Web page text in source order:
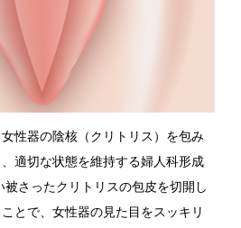
性器の陰核（クリトリス）を包み
適切な状態を維持する婦人科形成
さったクリトリスの包皮を切開し
とで、女性器の見た目をスッキリ